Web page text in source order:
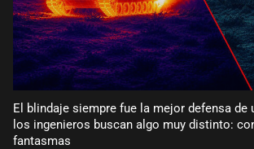
El blindaje siempre fue la mejor defensa de
los ingenieros buscan algo muy distinto:
fantasmas